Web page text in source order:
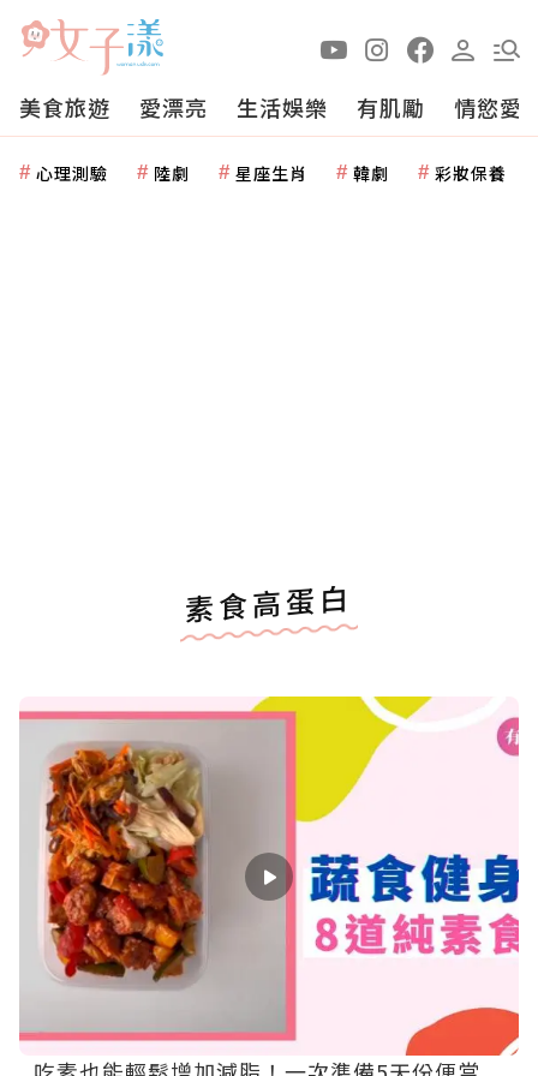
美食旅遊 愛漂亮 生活娛樂 有肌勵 情慾愛
心理測驗 陸劇 星座生肖 韓劇 彩妝保養
素食高蛋白